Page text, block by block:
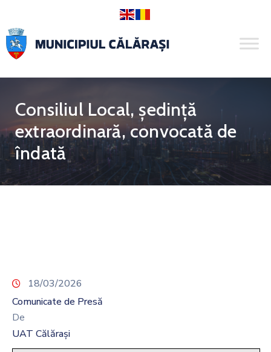
Consiliul Local, ședință
extraordinară, convocată de
îndată
18/03/2026
Comunicate de Presă
De
UAT Călărași